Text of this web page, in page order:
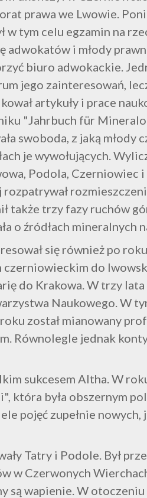
prawa we Lwowie.
w tym celu egzamin na
adwokatów i młody
biuro adwokackie.
jego zainteresowań,
artykuły i prace
"Jahrbuch für
swoboda, z jaką młody
je wywołujących.
Podola, Czerniowiec
także trzy fazy ruchów
o źródłach mineralnych
się również po
czerniowieckim do
do Krakowa. W trzy
Naukowego. W
został mianowany
Równolegle jednak
sukcesem Altha. W
która była obszernym
pojęć zupełnie
Tatry i Podole. Był
w Czerwonych
są wapienie. W